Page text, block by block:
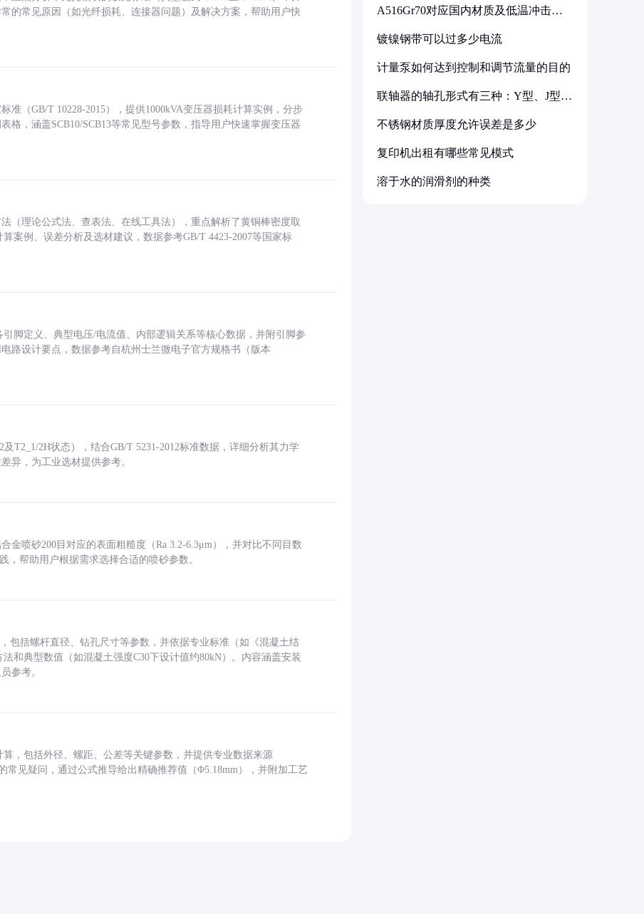
的常见原因（如光纤损耗、连接器问题）及解决方案，帮助用户快
准（GB/T 10228-2015），提供1000kVA变压器损耗计算实例，分步
格，涵盖SCB10/SCB13等常见型号参数，指导用户快速掌握变压器
（理论公式法、查表法、在线工具法），重点解析了黄铜棒密度取
案例、误差分析及选材建议，数据参考GB/T 4423-2007等国家标
脚定义、典型电压/电流值、内部逻辑关系等核心数据，并附引脚参
路设计要点，数据参考自杭州士兰微电子官方规格书（版本
T2_1/2H状态），结合GB/T 5231-2012标准数据，详细分析其力学
异，为工业选材提供参考。
金喷砂200目对应的表面粗糙度（Ra 3.2-6.3μm），并对比不同目数
，帮助用户根据需求选择合适的喷砂参数。
包括螺杆直径、钻孔尺寸等参数，并依据专业标准（如《混凝土结
和典型数值（如混凝土强度C30下设计值约80kN）。内容涵盖安装
参考。
，包括外径、螺距、公差等关键参数，并提供专业数据来源
常见疑问，通过公式推导给出精确推荐值（Φ5.18mm），并附加工艺
A516Gr70对应国内材质及低温冲击要
镀镍钢带可以过多少电流
计量泵如何达到控制和调节流量的目的
联轴器的轴孔形式有三种：Y型、J型、
不锈钢材质厚度允许误差是多少
复印机出租有哪些常见模式
溶于水的润滑剂的种类